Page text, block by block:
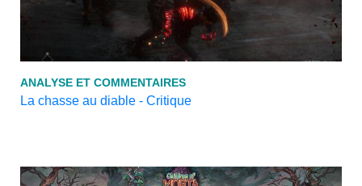
ANALYSE ET COMMENTAIRES
La chasse au diable - Critique